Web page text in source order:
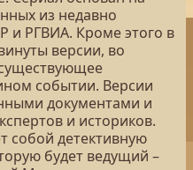
из недавно
и РГВИА. Кроме этого в
версии, во
событии. Версии
документами и
и историков.
собой детективную
будет ведущий –